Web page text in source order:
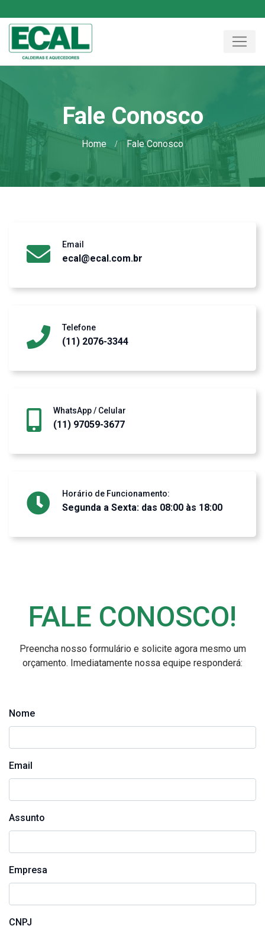
Fale Conosco
Home Fale Conosco
Email
ecal@ecal.com.br
Telefone
(11) 2076-3344
WhatsApp / Celular
(11) 97059-3677
Horário de Funcionamento:
Segunda a Sexta: das 08:00 às 18:00
FALE CONOSCO!
Preencha nosso formulário e solicite agora mesmo um
orçamento. Imediatamente nossa equipe responderá:
Nome
Email
Assunto
Empresa
CNPJ